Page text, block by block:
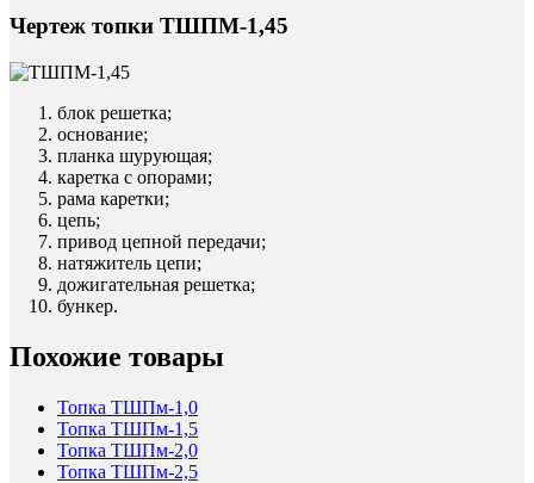
Чертеж топки ТШПМ-1,45
блок решетка;
основание;
планка шурующая;
каретка с опорами;
рама каретки;
цепь;
привод цепной передачи;
натяжитель цепи;
дожигательная решетка;
бункер.
Похожие товары
Топка ТШПм-1,0
Топка ТШПм-1,5
Топка ТШПм-2,0
Топка ТШПм-2,5